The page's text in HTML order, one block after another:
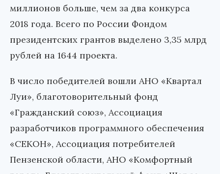
миллионов больше, чем за два конкурса
2018 года. Всего по России Фондом
президентских грантов выделено 3,35 млрд
рублей на 1644 проекта.
В число победителей вошли АНО «Квартал
Луи», благотоворительный фонд
«Гражданский союз», Ассоциация
разработчиков программного обеспечения
«СЕКОН», Ассоциация потребителей
Пензенской области, АНО «Комфортный